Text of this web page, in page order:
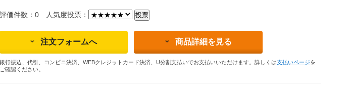
評価件数：0 人気度投票：
注文フォームへ 商品詳細を見る
銀行振込、代引、コンビニ決済、WEBクレジットカード決済、U分割支払いでお支払いいただけます。詳しくは支払いページを
ご確認ください。